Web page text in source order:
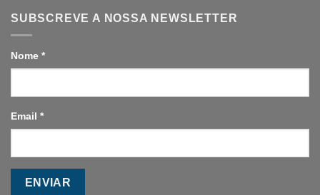
SUBSCREVE A NOSSA NEWSLETTER
Nome *
Email *
ENVIAR